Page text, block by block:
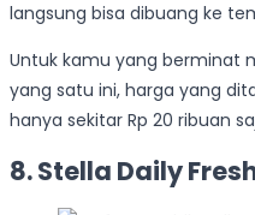
langsung bisa dibuang ke
Untuk kamu yang berminat
yang satu ini, harga yang
hanya sekitar Rp 20 ribuan
8. Stella Daily